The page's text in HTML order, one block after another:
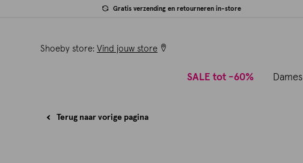
Gratis verzending en retourneren in-store
Shoeby store: Vind jouw store
SALE tot -60% Dames
Terug naar vorige pagina